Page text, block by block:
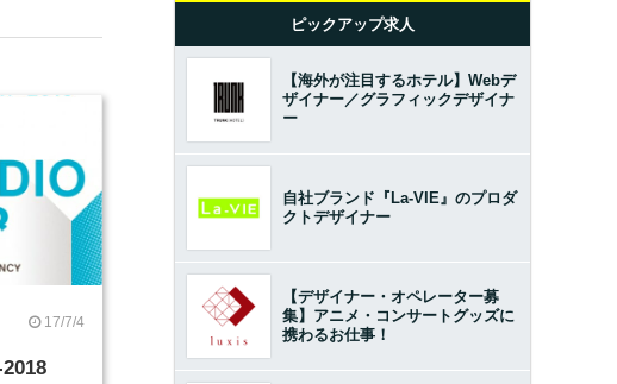
17/7/4
ピックアップ求人
【海外が注目するホテル】Webデ
ザイナー／グラフィックデザイナ
ー
自社ブランド『La-VIE』のプロダ
クトデザイナー
【デザイナー・オペレーター募
集】アニメ・コンサートグッズに
携わるお仕事！